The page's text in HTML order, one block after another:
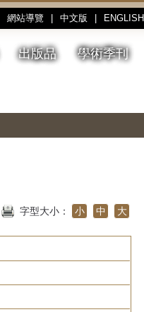
網站導覽 中文版 ENGLISH
出版品 學術季刊
字型大小： 小 中 大